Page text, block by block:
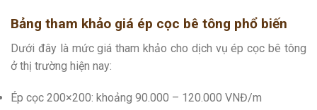
Bảng tham khảo giá ép cọc bê tông phổ biến
Dưới đây là mức giá tham khảo cho dịch vụ ép cọc bê tông
ở thị trường hiện nay:
Ép cọc 200×200: khoảng 90.000 – 120.000 VNĐ/m